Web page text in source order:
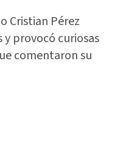
Cristian Pérez
y provocó curiosas
comentaron su